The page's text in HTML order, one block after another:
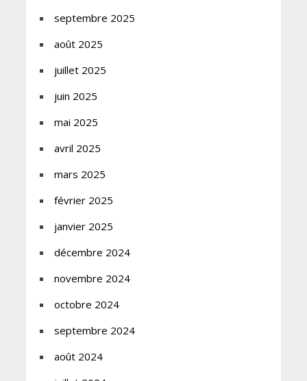
septembre 2025
août 2025
juillet 2025
juin 2025
mai 2025
avril 2025
mars 2025
février 2025
janvier 2025
décembre 2024
novembre 2024
octobre 2024
septembre 2024
août 2024